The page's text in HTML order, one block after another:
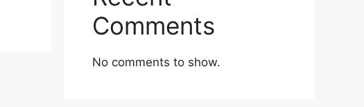
Comments
No comments to show.